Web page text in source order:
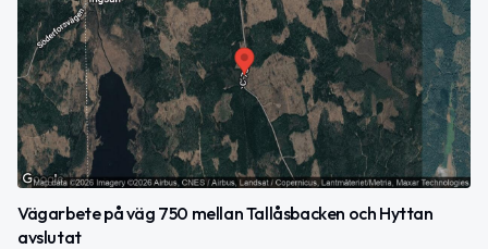
Vägarbete på väg 750 mellan Tallåsbacken och Hyttan
avslutat